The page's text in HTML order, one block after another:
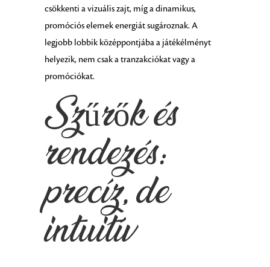
csökkenti a vizuális zajt, míg a dinamikus,
promóciós elemek energiát sugároznak. A
legjobb lobbik középpontjába a játékélményt
helyezik, nem csak a tranzakciókat vagy a
promóciókat.
Szűrők és
rendezés:
precíz, de
intuitív